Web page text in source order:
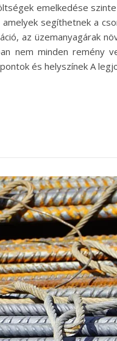
emelkedése
segíthetnek a
az üzemanyagárak
nem minden remény
és helyszínek A